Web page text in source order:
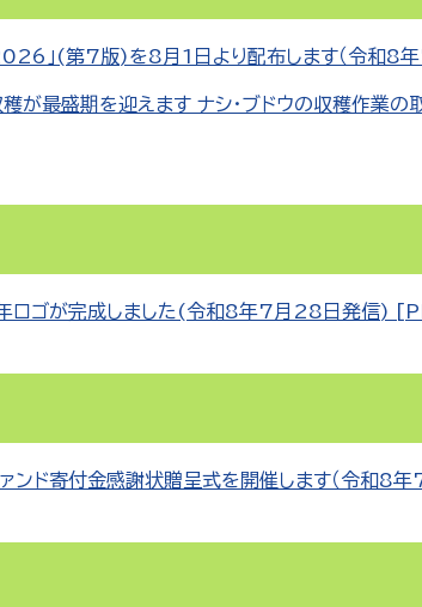
2026」(第7版)を8月1日より配布します（令和
穫が最盛期を迎えます ナシ・ブドウの収穫作業
年ロゴが完成しました(令和8年7月28日発信)
ンド寄付金感謝状贈呈式を開催します（令和